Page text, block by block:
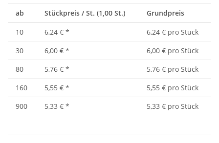
ab Stückpreis / St. (1,00 St.) Grundpreis
10 6,24 € *
6,24 € pro Stück
30
6,00 € *
6,00 € pro Stück
80
5,76 € *
5,76 € pro Stück
160
5,55 € *
5,55 € pro Stück
900
5,33 € * 5,33 € pro Stück